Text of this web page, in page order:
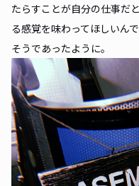
たらすことが自分の仕事だ
る感覚を味わってほしいん
そうであったように。